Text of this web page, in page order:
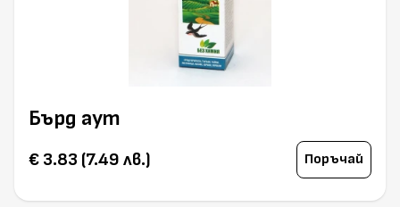
Бърд аут
€ 3.83 (7.49 лв.) Поръчай